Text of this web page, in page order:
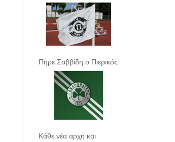
Πήρε Σαββίδη ο Πιερικός
Κάθε νέα αρχή και